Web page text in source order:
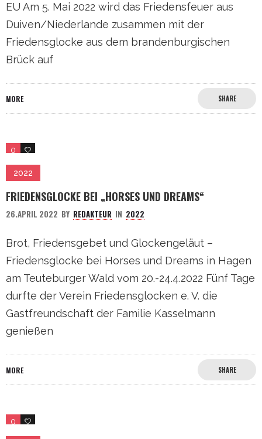
EU Am 5. Mai 2022 wird das Friedensfeuer aus
Duiven/Niederlande zusammen mit der
Friedensglocke aus dem brandenburgischen
Brück auf
MORE SHARE
0 0
2022
FRIEDENSGLOCKE BEI „HORSES UND DREAMS“
26.APRIL 2022 BY REDAKTEUR IN 2022
Brot, Friedensgebet und Glockengeläut –
Friedensglocke bei Horses und Dreams in Hagen
am Teuteburger Wald vom 20.-24.4.2022 Fünf Tage
durfte der Verein Friedensglocken e. V. die
Gastfreundschaft der Familie Kasselmann
genießen
MORE SHARE
0 0